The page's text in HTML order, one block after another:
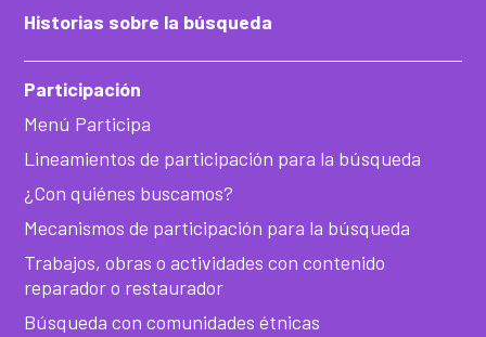
Historias sobre la búsqueda
Participación
Menú Participa
Lineamientos de participación para la búsqueda
¿Con quiénes buscamos?
Mecanismos de participación para la búsqueda
Trabajos, obras o actividades con contenido
reparador o restaurador
Búsqueda con comunidades étnicas